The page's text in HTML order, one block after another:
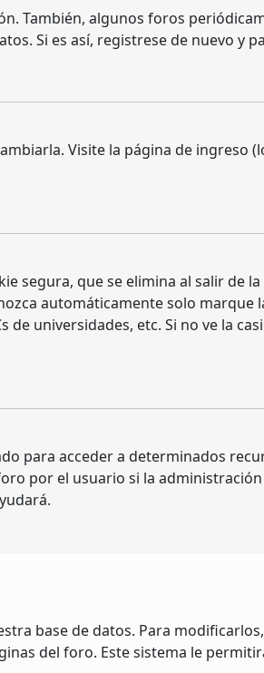
También, algunos foros
Si es así, registrese de nuevo y
Visite la página de ingreso
segura, que se elimina al salir de
automáticamente solo marque
universidades, etc. Si no ve la
para acceder a determinados
por el usuario si la
base de datos. Para
del foro. Este sistema le